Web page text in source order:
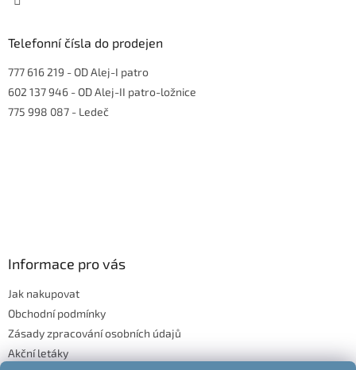
Telefonní čísla do prodejen
777 616 219 - OD Alej-I patro
602 137 946 - OD Alej-II patro-ložnice
775 998 087 - Ledeč
Informace pro vás
Jak nakupovat
Obchodní podmínky
Zásady zpracování osobních údajů
Akční letáky